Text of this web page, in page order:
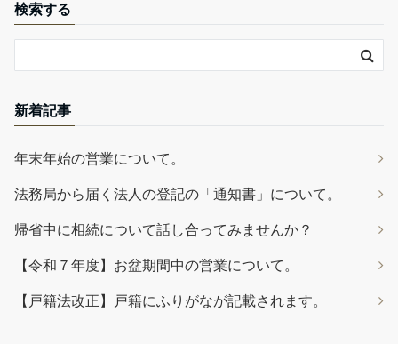
検索する
新着記事
年末年始の営業について。
法務局から届く法人の登記の「通知書」について。
帰省中に相続について話し合ってみませんか？
【令和７年度】お盆期間中の営業について。
【戸籍法改正】戸籍にふりがなが記載されます。